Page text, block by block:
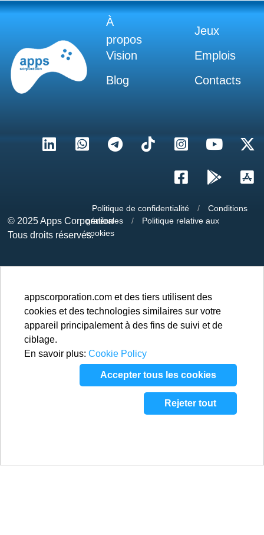
À
propos
Jeux
Vision
Emplois
Blog
Contacts
© 2025Apps Corporation
Tous droits réservés.
Politique de confidentialité /
Conditions
générales
/
Politique relative aux
cookies
appscorporation.com et des tiers utilisent des
cookies et des technologies similaires sur votre
appareil principalement à des fins de suivi et de
ciblage.
En savoir plus: Cookie Policy
Accepter tous les cookies
Rejeter tout